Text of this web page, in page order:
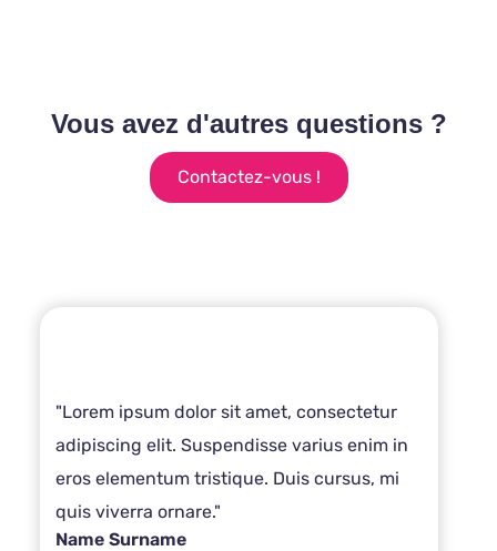
Vous avez d'autres questions ?
Contactez-vous !
"Lorem ipsum dolor sit amet, consectetur
adipiscing elit. Suspendisse varius enim in
eros elementum tristique. Duis cursus, mi
quis viverra ornare."
Name Surname